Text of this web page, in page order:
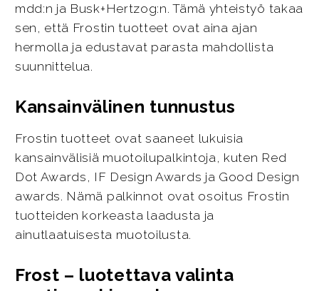
mdd:n ja Busk+Hertzog:n. Tämä yhteistyö takaa
sen, että Frostin tuotteet ovat aina ajan
hermolla ja edustavat parasta mahdollista
suunnittelua.
Kansainvälinen tunnustus
Frostin tuotteet ovat saaneet lukuisia
kansainvälisiä muotoilupalkintoja, kuten Red
Dot Awards, IF Design Awards ja Good Design
awards. Nämä palkinnot ovat osoitus Frostin
tuotteiden korkeasta laadusta ja
ainutlaatuisesta muotoilusta.
Frost – luotettava valinta